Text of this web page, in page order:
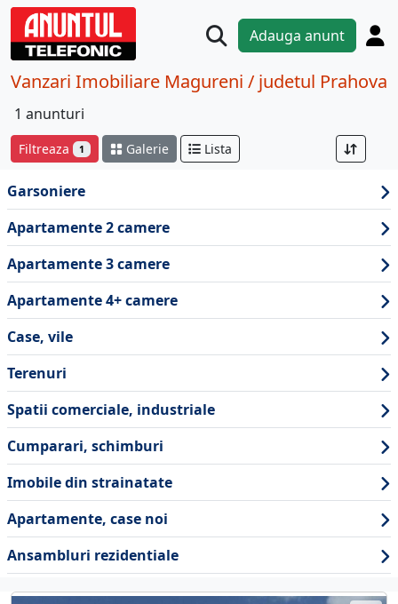
Adauga anunt
Vanzari Imobiliare Magureni / judetul Prahova
1 anunturi
Filtreaza 1 Galerie Lista
Garsoniere
Apartamente 2 camere
Apartamente 3 camere
Apartamente 4+ camere
Case, vile
Terenuri
Spatii comerciale, industriale
Cumparari, schimburi
Imobile din strainatate
Apartamente, case noi
Ansambluri rezidentiale